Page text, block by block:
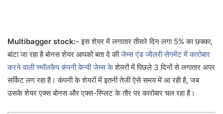
Multibagger stock:- इस शेयर में लगातार तीसरे दिन लगा 5% का छक्का,
बांटा जा रहा है बोनस शेयर आपको बता दे कीजेम्स एंड ज्वैलरी सेगमेंट में कारोबार
करने वाली स्मॉलकैप कंपनी केन्वी जेम्स केशेयरों में पिछले 3 दिनों से लगातार अपर
सर्किट लग रहा है। कंपनी के शेयरों में इतनी तेजी ऐसे समय में आ रही है, जब
उसके शेयर एक्स बोनस और एक्स-स्प्लिट के तौर पर कारोबार चल रहा है।